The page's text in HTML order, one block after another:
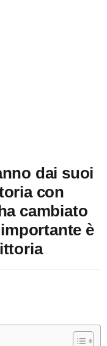
dai suoi
con
cambiato
è